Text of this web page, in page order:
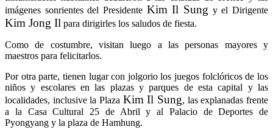
imágenes sonrientes del Presidente Kim Il Sung y el Dirigente
Kim Jong Il para dirigirles los saludos de fiesta.
Como de costumbre, visitan luego a las personas mayores y
maestros para felicitarlos.
Por otra parte, tienen lugar con jolgorio los juegos folclóricos de los
niños y escolares en las plazas y parques de esta capital y las
localidades, inclusive la Plaza Kim Il Sung, las explanadas frente
a la Casa Cultural 25 de Abril y al Palacio de Deportes de
Pyongyang y la plaza de Hamhung.